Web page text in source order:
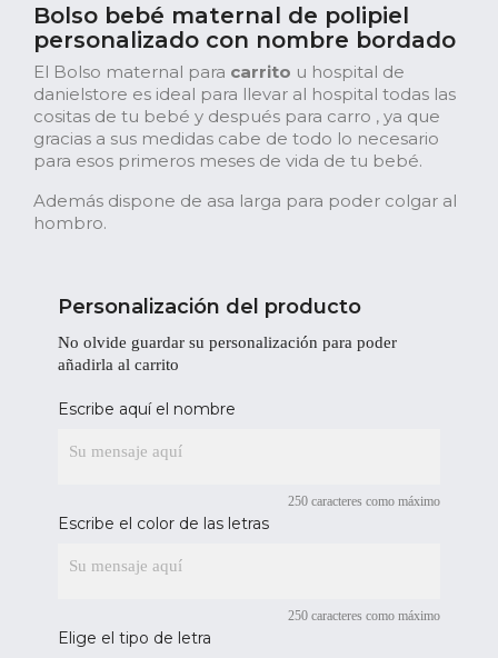
Bolso bebé maternal de polipiel
personalizado con nombre bordado
El Bolso maternal para carrito u hospital de
danielstore es ideal para llevar al hospital todas las
cositas de tu bebé y después para carro , ya que
gracias a sus medidas cabe de todo lo necesario
para esos primeros meses de vida de tu bebé.
Además dispone de asa larga para poder colgar al
hombro.
Personalización del producto
No olvide guardar su personalización para poder
añadirla al carrito
Escribe aquí el nombre
250 caracteres como máximo
Escribe el color de las letras
250 caracteres como máximo
Elige el tipo de letra